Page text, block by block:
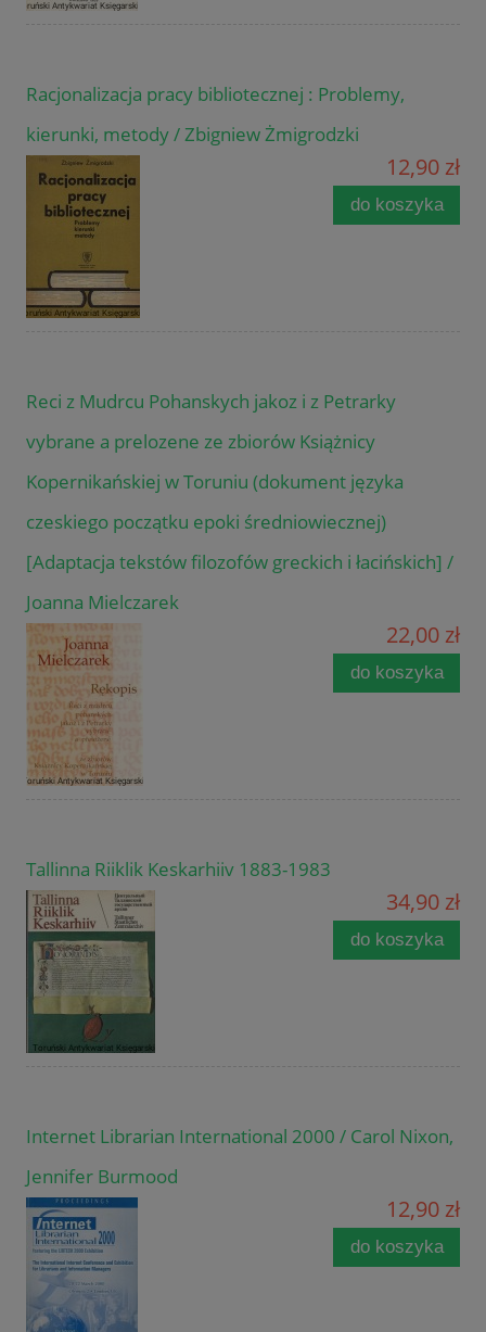
Racjonalizacja pracy bibliotecznej : Problemy,
kierunki, metody / Zbigniew Żmigrodzki
12,90 zł
do koszyka
Reci z Mudrcu Pohanskych jakoz i z Petrarky
vybrane a prelozene ze zbiorów Książnicy
Kopernikańskiej w Toruniu (dokument języka
czeskiego początku epoki średniowiecznej)
[Adaptacja tekstów filozofów greckich i łacińskich] /
Joanna Mielczarek
22,00 zł
do koszyka
Tallinna Riiklik Keskarhiiv 1883-1983
34,90 zł
do koszyka
Internet Librarian International 2000 / Carol Nixon,
Jennifer Burmood
12,90 zł
do koszyka